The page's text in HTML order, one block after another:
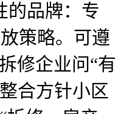
的品牌：专
策略。可遵
修企业问“有
合方针小区